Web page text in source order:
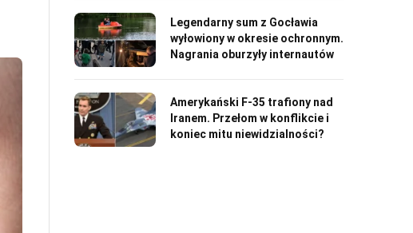
Legendarny sum z Gocławia
wyłowiony w okresie ochronnym.
Nagrania oburzyły internautów
Amerykański F-35 trafiony nad
Iranem. Przełom w konflikcie i
koniec mitu niewidzialności?